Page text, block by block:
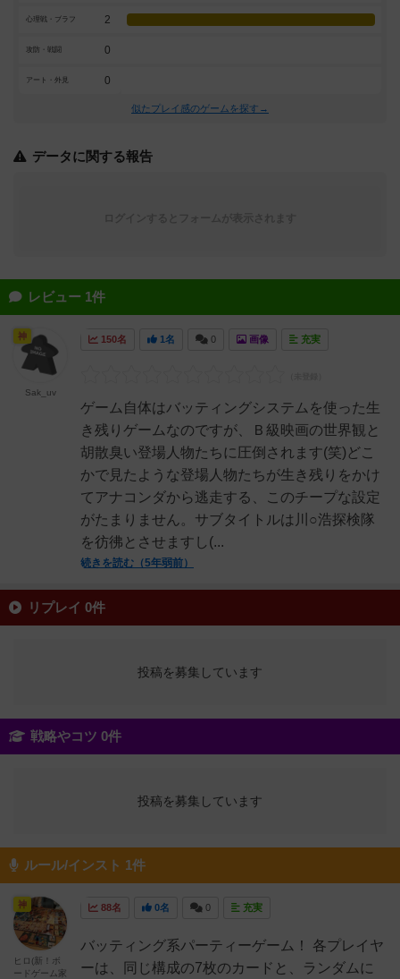
心理戦・ブラフ 2
攻防・戦闘 0
アート・外見 0
似たプレイ感のゲームを探す→
データに関する報告
レビュー 1件
150名 1名 0 画像 充実
ゲーム自体はバッティングシステムを使った生
き残りゲームなのですが、Ｂ級映画の世界観と
胡散臭い登場人物たちに圧倒されます(笑)どこ
かで見たような登場人物たちが生き残りをかけ
てアナコンダから逃走する、このチープな設定
がたまりません。サブタイトルは川○浩探検隊
を彷彿とさせますし(...
続きを読む（5年弱前）
神
Sak_uv
リプレイ 0件
投稿を募集しています
戦略やコツ 0件
投稿を募集しています
ルール/インスト 1件
88名 0名 0 充実
バッティング系パーティーゲーム！ 各プレイヤ
ーは、同じ構成の7枚のカードと、ランダムに
神
ヒロ(新！ボ
ードゲーム家